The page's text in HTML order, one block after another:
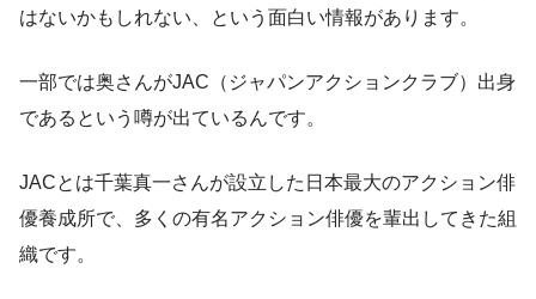
はないかもしれない、という面白い情報があります。
一部では奥さんがJAC（ジャパンアクションクラブ）出身
であるという噂が出ているんです。
JACとは千葉真一さんが設立した日本最大のアクション俳
優養成所で、多くの有名アクション俳優を輩出してきた組
織です。